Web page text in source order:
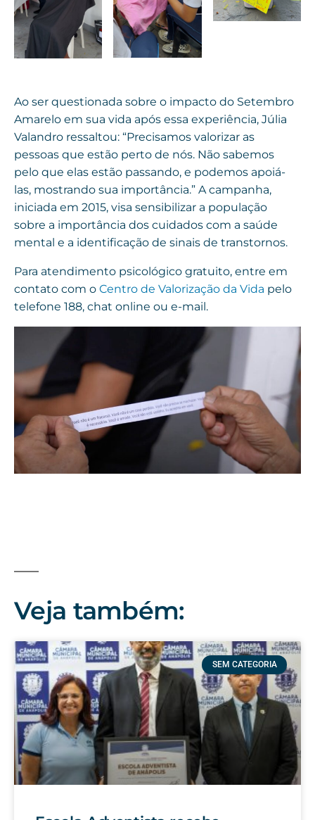
Ao ser questionada sobre o impacto do Setembro
Amarelo em sua vida após essa experiência, Júlia
Valandro ressaltou: “Precisamos valorizar as
pessoas que estão perto de nós. Não sabemos
pelo que elas estão passando, e podemos apoiá-
las, mostrando sua importância.” A campanha,
iniciada em 2015, visa sensibilizar a população
sobre a importância dos cuidados com a saúde
mental e a identificação de sinais de transtornos.
Para atendimento psicológico gratuito, entre em
contato com o Centro de Valorização da Vida pelo
telefone 188, chat online ou e-mail.
Veja também:
SEM CATEGORIA